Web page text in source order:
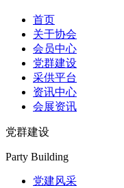
首页
关于协会
会员中心
党群建设
采供平台
资讯中心
会展资讯
党群建设
Party Building
党建风采